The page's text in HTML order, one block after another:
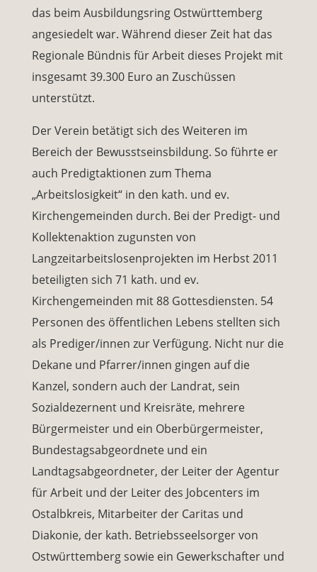
das beim Ausbildungsring Ostwürttemberg
angesiedelt war. Während dieser Zeit hat das
Regionale Bündnis für Arbeit dieses Projekt mit
insgesamt 39.300 Euro an Zuschüssen
unterstützt.
Der Verein betätigt sich des Weiteren im
Bereich der Bewusstseinsbildung. So führte er
auch Predigtaktionen zum Thema
„Arbeitslosigkeit“ in den kath. und ev.
Kirchengemeinden durch. Bei der Predigt- und
Kollektenaktion zugunsten von
Langzeitarbeitslosenprojekten im Herbst 2011
beteiligten sich 71 kath. und ev.
Kirchengemeinden mit 88 Gottesdiensten. 54
Personen des öffentlichen Lebens stellten sich
als Prediger/innen zur Verfügung. Nicht nur die
Dekane und Pfarrer/innen gingen auf die
Kanzel, sondern auch der Landrat, sein
Sozialdezernent und Kreisräte, mehrere
Bürgermeister und ein Oberbürgermeister,
Bundestagsabgeordnete und ein
Landtagsabgeordneter, der Leiter der Agentur
für Arbeit und der Leiter des Jobcenters im
Ostalbkreis, Mitarbeiter der Caritas und
Diakonie, der kath. Betriebsseelsorger von
Ostwürttemberg sowie ein Gewerkschafter und